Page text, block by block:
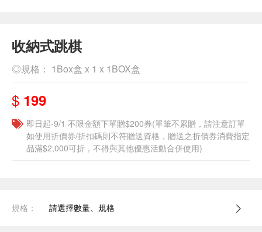
收納式跳棋
◎規格： 1Box盒 x 1 x 1BOX盒
$ 199
即日起-9/1 不限金額下單贈$200券(單筆不累贈，請注意訂單
如使用折價券/折扣碼則不符贈送資格，贈送之折價券消費指定
品滿$2,000可折，不得與其他優惠活動合併使用)
規格： 請選擇數量、規格